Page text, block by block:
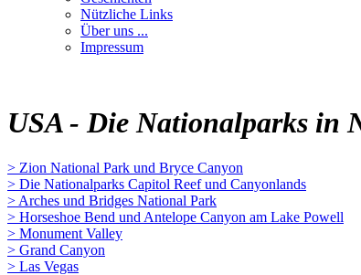
Nützliche Links
Über uns ...
Impressum
USA - Die Nationalparks in
> Zion National Park und Bryce Canyon
> Die Nationalparks Capitol Reef und Canyonlands
> Arches und Bridges National Park
> Horseshoe Bend und Antelope Canyon am Lake Powell
> Monument Valley
> Grand Canyon
> Las Vegas